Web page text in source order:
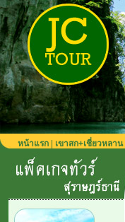
หน้าแรก เขาสก+เชี่ยวหลาน|